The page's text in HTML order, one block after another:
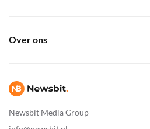
Newsbit Media Group
Over ons